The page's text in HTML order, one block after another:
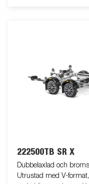
222500TB SR X
Dubbelaxlad och
Utrustad med V-